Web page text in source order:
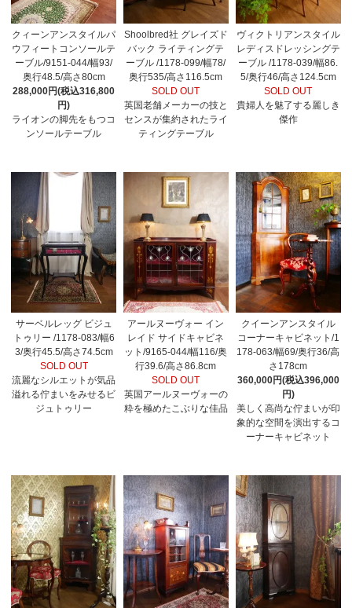
クィーンアンスタイルパ
ウフィートコンソールテ
ーブル/9151-044/幅93/
奥行48.5/高さ80cm
288,000円(税込316,800
円)
ライオンの脚先をもつコ
ンソールテーブル
Shoolbred社 グレイズド
バック ライティングテ
ーブル /1178-099/幅78/
奥行535/高さ116.5cm
SOLD OUT
英国老舗メーカーの技と
センスが集約されたライ
ティングテーブル
ヴィクトリアンスタイル
レディスドレッシングテ
ーブル /1178-039/幅86.
5/奥行46/高さ124.5cm
SOLD OUT
貴婦人を魅了する麗しき
傑作
サーベルレッグ ビジュ
トゥリー /1178-083/幅6
3/奥行45.5/高さ74.5cm
SOLD OUT
流麗なシルエットが気品
溢れる佇まいをみせるビ
ジュトゥリー
アールヌーヴォー イン
レイド サイドキャビネ
ット/9165-044/幅116/奥
行39.6/高さ86.8cm
SOLD OUT
英国アールヌーヴォーの
粋を極めたこぶりな佳品
クイーンアンスタイル
コーナーキャビネット/1
178-063/幅69/奥行36/高
さ178cm
360,000円(税込396,000
円)
美しく高尚な佇まいが印
象的な空間を演出するコ
ーナーキャビネット